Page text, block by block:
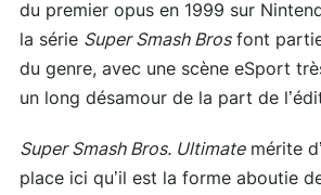
du premier opus en 1999 sur
la série Super Smash Brosfont
du genre, avec une scène eSport
un long désamour de la part de
Super Smash Bros. Ultimatemérite
place ici qu’il est la forme aboutie